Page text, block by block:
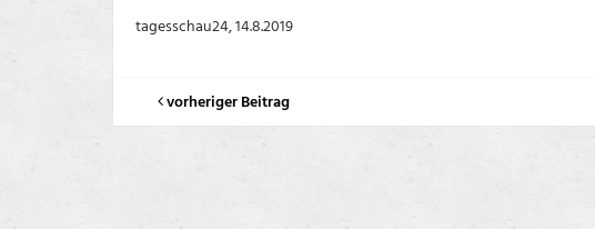
tagesschau24, 14.8.2019
vorheriger Beitrag